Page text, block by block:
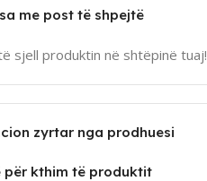
me post të shpejtë
sjell produktin në shtëpinë tuaj!
zyrtar nga prodhuesi
për kthim të produktit